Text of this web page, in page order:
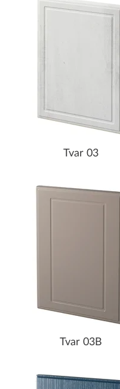
Tvar 03
Tvar 03B